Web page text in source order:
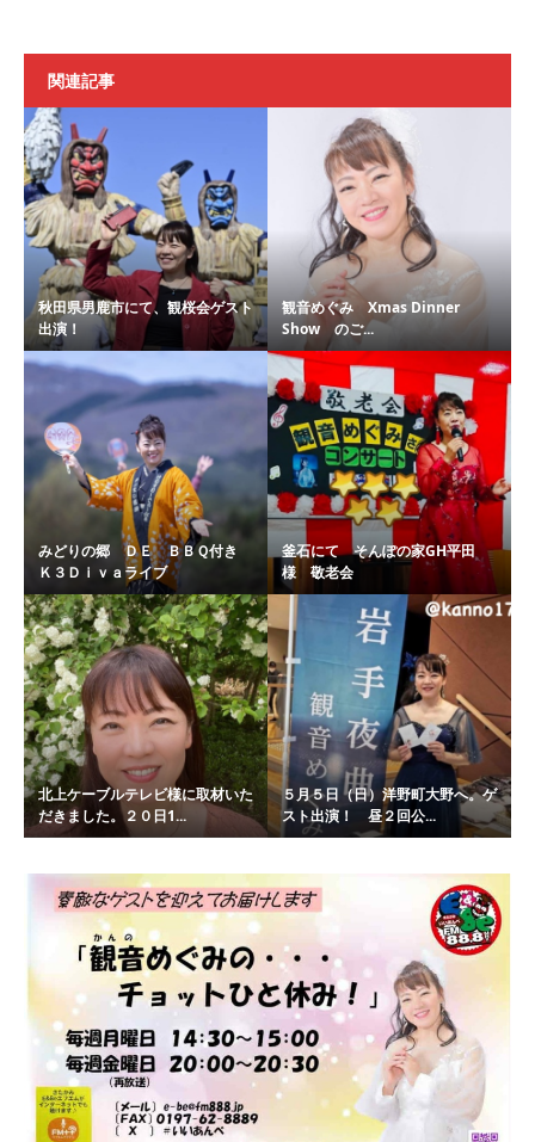
関連記事
秋田県男鹿市にて、観桜会ゲスト
出演！
観音めぐみ Xmas Dinner
Show のご...
みどりの郷 ＤＥ ＢＢＱ付き
Ｋ３Ｄｉｖａライブ
釜石にて そんぽの家GH平田
様 敬老会
北上ケーブルテレビ様に取材いた
だきました。２０日1...
５月５日（日）洋野町大野へ。ゲ
スト出演！ 昼２回公...